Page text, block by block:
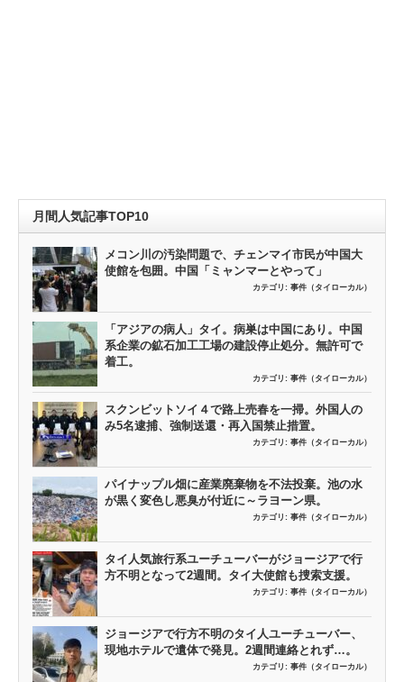
月間人気記事TOP10
メコン川の汚染問題で、チェンマイ市民が中国大
使館を包囲。中国「ミャンマーとやって」
カテゴリ: 事件（タイローカル）
「アジアの病人」タイ。病巣は中国にあり。中国
系企業の鉱石加工工場の建設停止処分。無許可で
着工。
カテゴリ: 事件（タイローカル）
スクンビットソイ４で路上売春を一掃。外国人の
み5名逮捕、強制送還・再入国禁止措置。
カテゴリ: 事件（タイローカル）
パイナップル畑に産業廃棄物を不法投棄。池の水
が黒く変色し悪臭が付近に～ラヨーン県。
カテゴリ: 事件（タイローカル）
タイ人気旅行系ユーチューバーがジョージアで行
方不明となって2週間。タイ大使館も捜索支援。
カテゴリ: 事件（タイローカル）
ジョージアで行方不明のタイ人ユーチューバー、
現地ホテルで遺体で発見。2週間連絡とれず…。
カテゴリ: 事件（タイローカル）